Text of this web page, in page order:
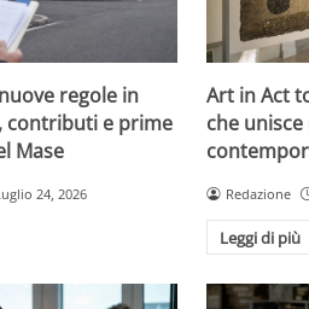
regole in
contributi e prime
Mase
24, 2026
Art in Act
che
Redazione
Leggi di più